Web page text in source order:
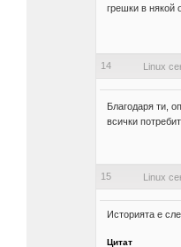
грешки в някой
14 Linux
Благодаря ти,
всички
15 Linux
Историята е
Цитат